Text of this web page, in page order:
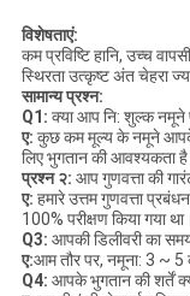
विशेषताएं:
कम प्रविष्टि हानि, उच्च
स्थिरता उत्कृष्ट अंत चेहरा
सामान्य प्रश्न:
Q1: क्या आप नि: शुल्क
ए: कुछ कम मूल्य के नमूने आपके
लिए भुगतान की आवश्यकता
प्रश्न २: आप गुणवत्ता की
ए: हमारे उत्तम गुणवत्ता
100% परीक्षण किया गया था।
Q3: आपकी डिलीवरी का
ए:आम तौर पर, नमूना: 3 ~ 5
Q4: आपके भुगतान की शर्तें